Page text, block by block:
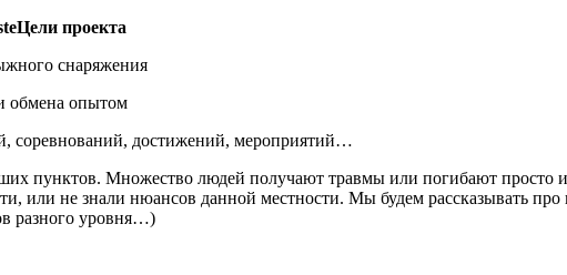
Цели проекта
снаряжения
обмена опытом
соревнований, достижений, мероприятий…
пунктов. Множество людей получают травмы или погибают просто
или не знали нюансов данной местности. Мы будем рассказывать
разного уровня…)